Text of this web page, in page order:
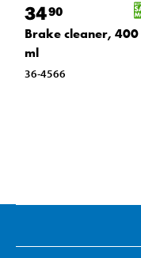
3490
Brake cleaner, 400
ml
36-4566